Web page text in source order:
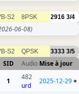
S2 8PSK 2916 3/4
06-08)
S2 QPSK 3333 3/5
SID Audio Mise à jour
1
482
urd
2025-12-29+